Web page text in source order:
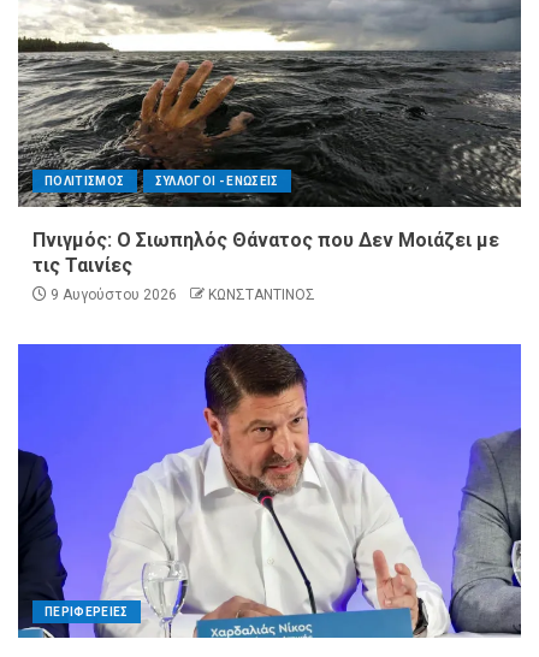
ΠΟΛΙΤΙΣΜΟΣ ΣΥΛΛΟΓΟΙ - ΕΝΩΣΕΙΣ
Πνιγμός: Ο Σιωπηλός Θάνατος που Δεν Μοιάζει με
τις Ταινίες
9 Αυγούστου 2026 ΚΩΝΣΤΑΝΤΙΝΟΣ
ΠΕΡΙΦΕΡΕΙΕΣ